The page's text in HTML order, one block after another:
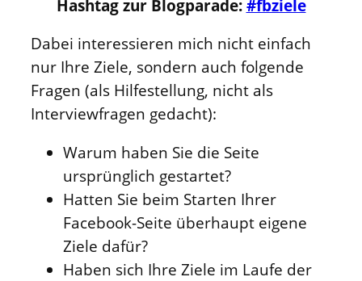
Hashtag zur Blogparade: #fbziele
Dabei interessieren mich nicht einfach
nur Ihre Ziele, sondern auch folgende
Fragen (als Hilfestellung, nicht als
Interviewfragen gedacht):
Warum haben Sie die Seite
ursprünglich gestartet?
Hatten Sie beim Starten Ihrer
Facebook-Seite überhaupt eigene
Ziele dafür?
Haben sich Ihre Ziele im Laufe der